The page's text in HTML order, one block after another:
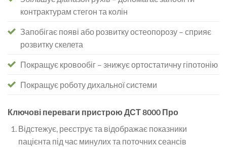
контрактурам стегон та колін
Запобігає появі або розвитку остеопорозу – сприяє
розвитку скелета
Покращує кровообіг – знижує ортостатичну гіпотонію
Покращує роботу дихальної системи
Ключові переваги пристрою ДСТ 8000 Про
Відстежує, реєструє та відображає показники
пацієнта під час минулих та поточних сеансів